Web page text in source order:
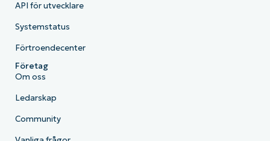
API för utvecklare
Systemstatus
Förtroendecenter
Företag
Om oss
Ledarskap
Community